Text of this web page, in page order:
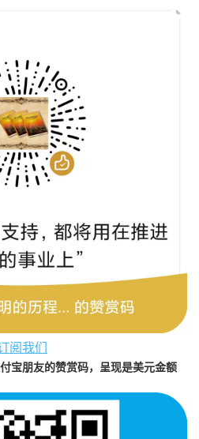
阅我们
宝朋友的赞赏码，呈现是美元金额